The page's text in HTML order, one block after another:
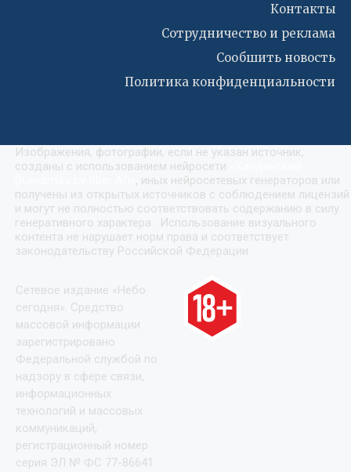
Контакты
Сотрудничество и реклама
Сообшить новость
Политика конфиденциальности
Изображения, фотографии, если не указан источник,
созданы с использованием нейросети
, иных нейросетевых генераторов или
получены из открытых источников с соблюдением лицензий
и могут не полностью соответствовать содержанию в силу
генеративного характера. Использование визуального
контента не нарушает норм права и соответствует
законодательству Российской Федерации.
Сетевое издание «Небо
сегодня». Средство
массовой информации
зарегистрировано
Федеральной службой по
надзору в сфере связи,
информационных
технологий и массовых
коммуникаций,
регистрационный номер
серия ЭЛ № ФС 77-86641